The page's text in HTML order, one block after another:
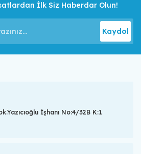
İlk Siz Haberdar Olun!
Kaydol
İşhanı No:4/32B K:1